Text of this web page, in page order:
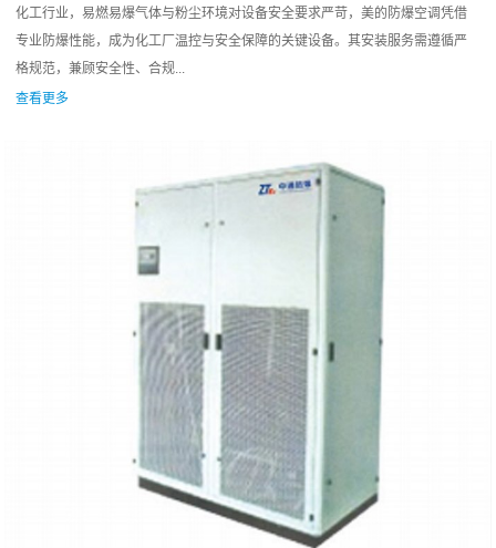
化工行业，易燃易爆气体与粉尘环境对设备安全要求严苛，美的防爆空调凭借
专业防爆性能，成为化工厂温控与安全保障的关键设备。其安装服务需遵循严
格规范，兼顾安全性、合规...
查看更多